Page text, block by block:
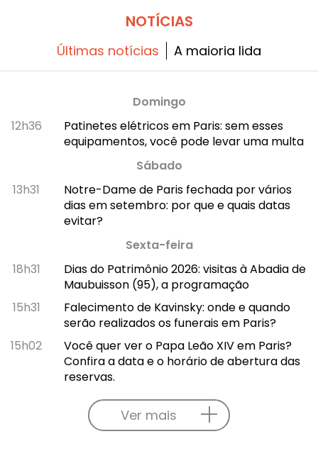
NOTÍCIAS
Últimas notícias A maioria lida
Domingo
12h36
Patinetes elétricos em Paris: sem esses
equipamentos, você pode levar uma multa
Sábado
13h31
Notre-Dame de Paris fechada por vários
dias em setembro: por que e quais datas
evitar?
Sexta-feira
18h31
Dias do Patrimônio 2026: visitas à Abadia de
Maubuisson (95), a programação
15h31
Falecimento de Kavinsky: onde e quando
serão realizados os funerais em Paris?
15h02
Você quer ver o Papa Leão XIV em Paris?
Confira a data e o horário de abertura das
reservas.
Ver mais